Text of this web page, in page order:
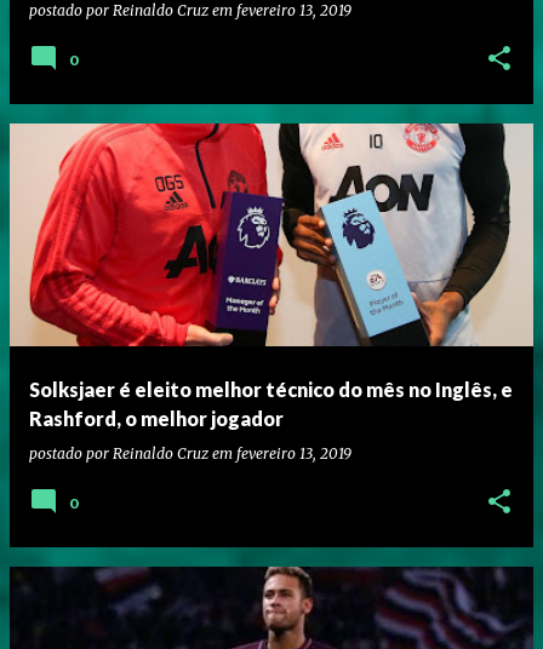
postado por Reinaldo Cruz em fevereiro 13, 2019
0
Solksjaer é eleito melhor técnico do mês no Inglês, e
Rashford, o melhor jogador
postado por Reinaldo Cruz em fevereiro 13, 2019
0